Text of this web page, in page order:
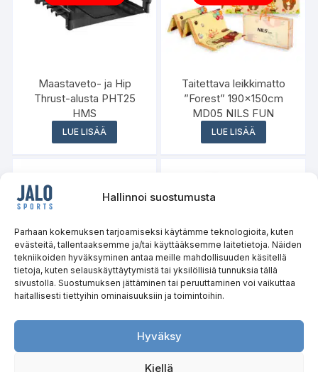
Hallinnoi suostumusta
Parhaan kokemuksen tarjoamiseksi käytämme teknologioita, kuten
evästeitä, tallentaaksemme ja/tai käyttääksemme laitetietoja. Näiden
tekniikoiden hyväksyminen antaa meille mahdollisuuden käsitellä
tietoja, kuten selauskäyttäytymistä tai yksilöllisiä tunnuksia tällä
sivustolla. Suostumuksen jättäminen tai peruuttaminen voi vaikuttaa
haitallisesti tiettyihin ominaisuuksiin ja toimintoihin.
Hyväksy
Kiellä
Maastaveto- ja Hip
Thrust-alusta PHT25
HMS
LUE LISÄÄ
Taitettava leikkimatto
”Forest” 190x150cm
MD05 NILS FUN
LUE LISÄÄ
Retkiveitsi NC1719 NILS
LUE LISÄÄ
Tulukset NC1792 NILS
LUE LISÄÄ